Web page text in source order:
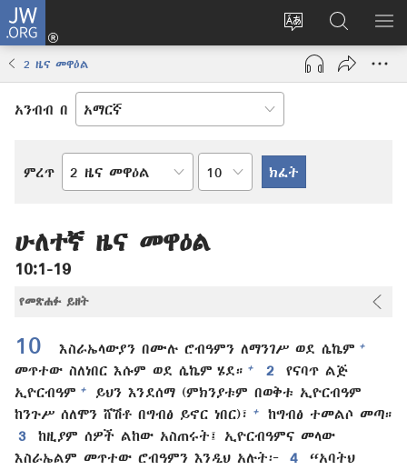
JW.ORG
የድረ
ገጹን
ቋንቋ
ግባ
(አዲስ
ዊንዶው
JW.ORG
ላይ
መፈለጊያ
2 ዜና መዋዕል
አንብብ በ
ምረጥ
የመጽሐፍ
መጽሐፍ
በምዕራፍ
ሁለተኛ ዜና መዋዕል
10:1-19
የመጽሐፉ ይዘት
10 እስራኤላውያን በሙሉ ሮብዓምን ለማንገሥ ወደ ሴኬም +
መጥተው ስለነበር እሱም ወደ ሴኬም ሄደ። + 2
የናባጥ ልጅ
ኢዮርብዓም +
ይህን እንደሰማ (ምክንያቱም በወቅቱ ኢዮርብዓም
ከንጉሥ ሰለሞን ሸሽቶ በግብፅ ይኖር ነበር)፣
+
ከግብፅ ተመልሶ መጣ።
3
ከዚያም ሰዎች ልከው አስጠሩት፤ ኢዮርብዓምና መላው
እስራኤልም መጥተው ሮብዓምን እንዲህ አሉት፦
4
“አባትህ